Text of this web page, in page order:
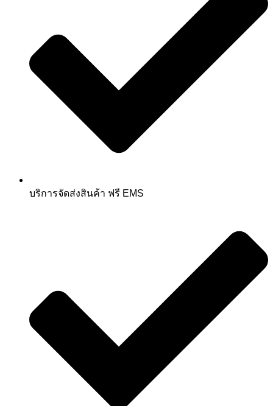
บริการจัดส่งสินค้า ฟรี EMS